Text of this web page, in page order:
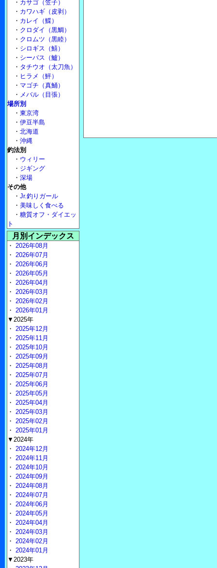
・ カサゴ（笠子）
・ カワハギ（皮剥）
・ カレイ（鰈）
・ クロダイ（黒鯛）
・ クロムツ（黒睦）
・ シロギス（鱚）
・ シーバス（鱸）
・ タチウオ（太刀魚）
・ ヒラメ（鮃）
・ マゴチ（真鯒）
・ メバル（目張）
場所別
・ 東京湾
・ 伊豆半島
・ 北海道
・ 沖縄
釣法別
・ ウィリー
・ ジギング
・ 深場
その他
・ Jr.釣りガール
・ 美味しく食べる
・ 糖質オフ・ダイエッ
ト
月別インデックス
・ 2026年08月
・ 2026年07月
・ 2026年06月
・ 2026年05月
・ 2026年04月
・ 2026年03月
・ 2026年02月
・ 2026年01月
▼2025年
・ 2025年12月
・ 2025年11月
・ 2025年10月
・ 2025年09月
・ 2025年08月
・ 2025年07月
・ 2025年06月
・ 2025年05月
・ 2025年04月
・ 2025年03月
・ 2025年02月
・ 2025年01月
▼2024年
・ 2024年12月
・ 2024年11月
・ 2024年10月
・ 2024年09月
・ 2024年08月
・ 2024年07月
・ 2024年06月
・ 2024年05月
・ 2024年04月
・ 2024年03月
・ 2024年02月
・ 2024年01月
▼2023年